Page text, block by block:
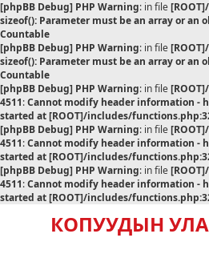
[phpBB Debug] PHP Warning: in file
sizeof(): Parameter must be an array or an
Countable
[phpBB Debug] PHP Warning: in file
sizeof(): Parameter must be an array or an
Countable
[phpBB Debug] PHP Warning: in file
4511:Cannot modify header information -
started at [ROOT]/includes/
[phpBB Debug] PHP Warning: in file
4511:Cannot modify header information -
started at [ROOT]/includes/
[phpBB Debug] PHP Warning: in file
4511:Cannot modify header information -
started at [ROOT]/includes/
КОПУУДЫН